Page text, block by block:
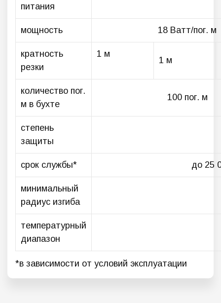
питания
мощность 18 Ватт/пог. м
кратность
резки
1 м
1 м
количество пог.
м в бухте
100 пог. м
степень
защиты
срок службы* до 25
минимальный
радиус изгиба
температурный
диапазон
*в зависимости от условий эксплуатации